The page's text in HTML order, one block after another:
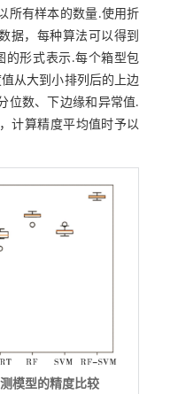
所有样本的数量.使用折
据，每种算法可以得到
的形式表示.每个箱型包
从大到小排列后的上边
位数、下边缘和异常值.
计算精度平均值时予以
测模型的精度比较